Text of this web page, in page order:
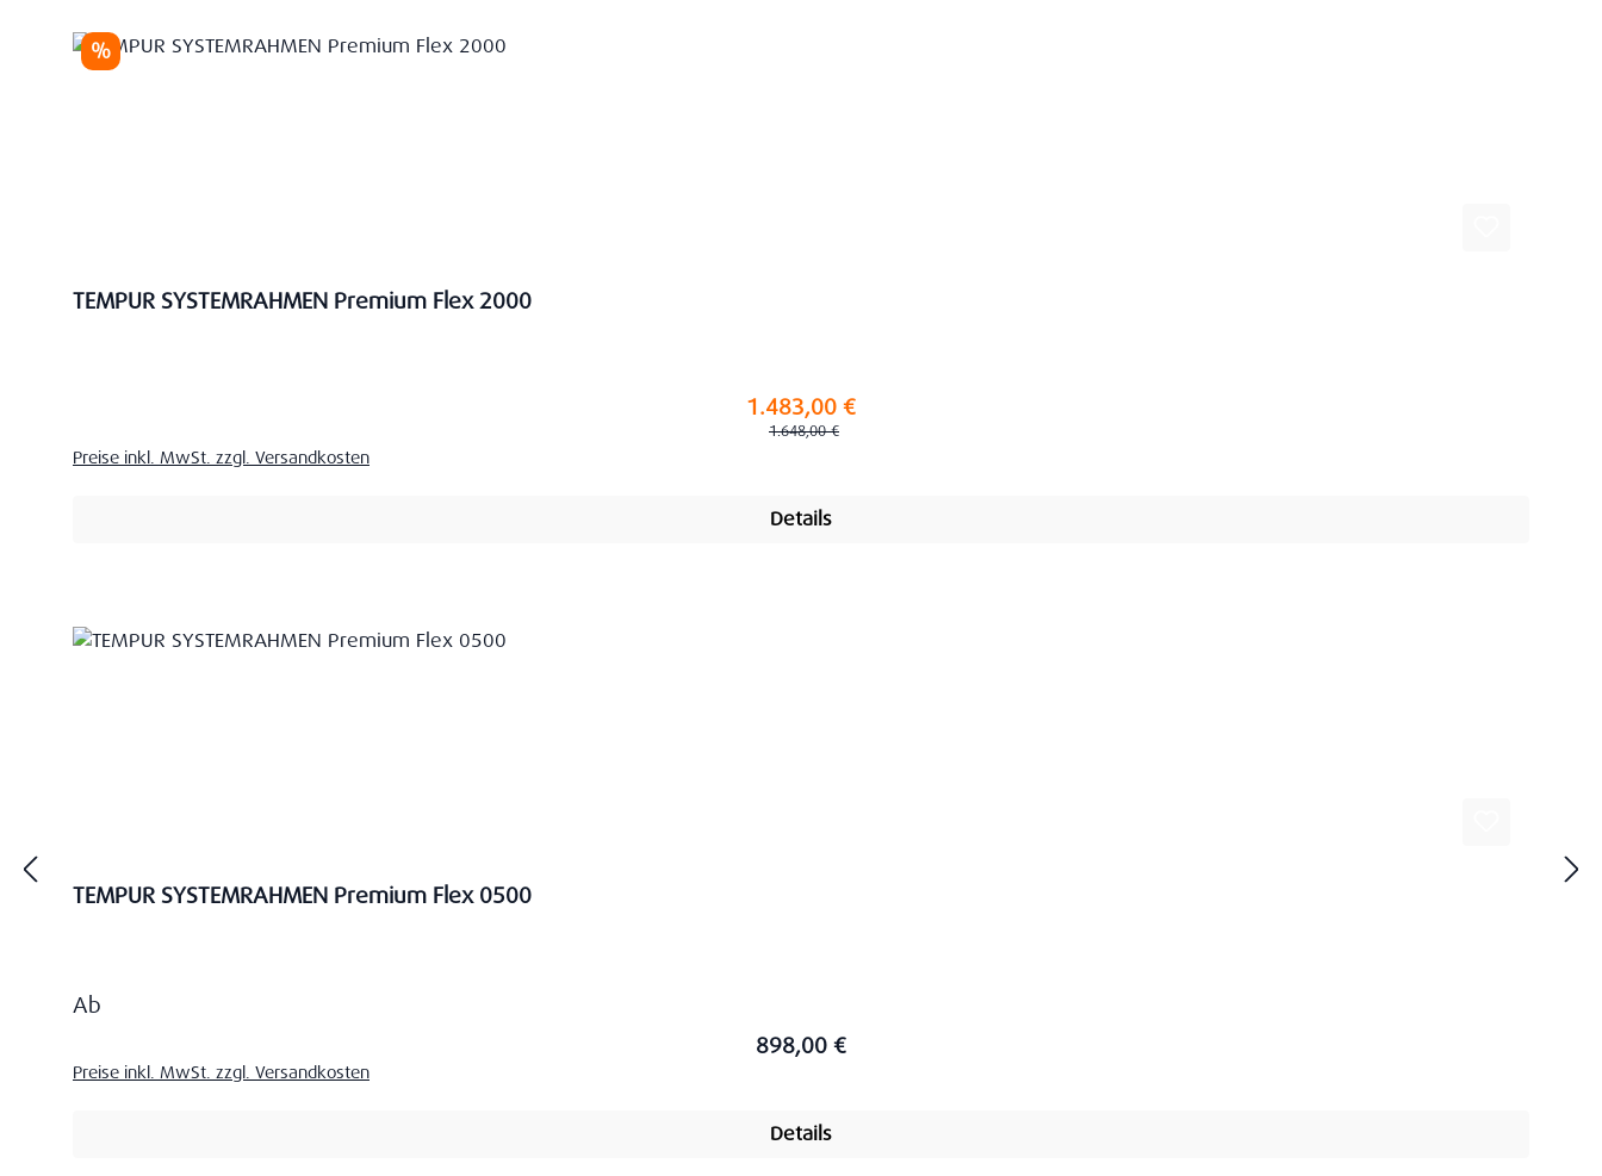
Rabatt
%
TEMPUR SYSTEMRAHMEN Premium Flex 2000
1.483,00 €
Regulärer Preis:
1.648,00 €
Preise inkl. MwSt. zzgl. Versandkosten
Details
TEMPUR SYSTEMRAHMEN Premium Flex 0500
Regulärer Preis:
Ab
898,00 €
Preise inkl. MwSt. zzgl. Versandkosten
Details